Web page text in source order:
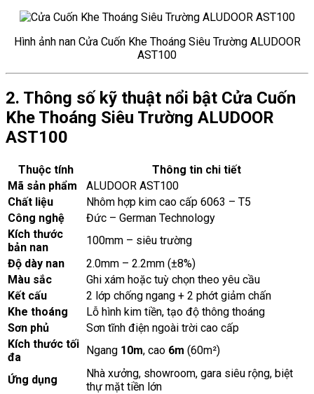
Hình ảnh nan Cửa Cuốn Khe Thoáng Siêu Trường ALUDOOR
AST100
2. Thông số kỹ thuật nổi bật Cửa Cuốn
Khe Thoáng Siêu Trường ALUDOOR
AST100
Thuộc tính
Thông tin chi tiết
Mã sản phẩm
ALUDOOR AST100
Chất liệu
Nhôm hợp kim cao cấp 6063 – T5
Công nghệ
Đức – German Technology
Kích thước
bản nan
100mm – siêu trường
Độ dày nan
2.0mm – 2.2mm (±8%)
Màu sắc
Ghi xám hoặc tuỳ chọn theo yêu cầu
Kết cấu
2 lớp chống ngang + 2 phớt giảm chấn
Khe thoáng
Lỗ hình kim tiền, tạo độ thông thoáng
Sơn phủ
Sơn tĩnh điện ngoài trời cao cấp
Kích thước tối
đa
Ngang 10m, cao 6m (60m²)
Ứng dụng
Nhà xưởng, showroom, gara siêu rộng, biệt
thự mặt tiền lớn